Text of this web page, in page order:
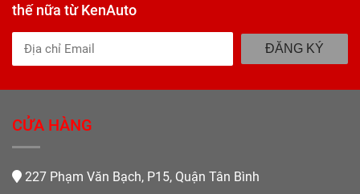
thế nữa từ KenAuto
ĐĂNG KÝ
CỬA HÀNG
227 Phạm Văn Bạch, P15, Quận Tân Bình